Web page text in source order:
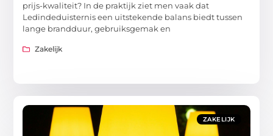
prijs-kwaliteit? In de praktijk ziet men vaak dat
Ledindeduisternis een uitstekende balans biedt tussen
lange brandduur, gebruiksgemak en
Zakelijk
ZAKELIJK